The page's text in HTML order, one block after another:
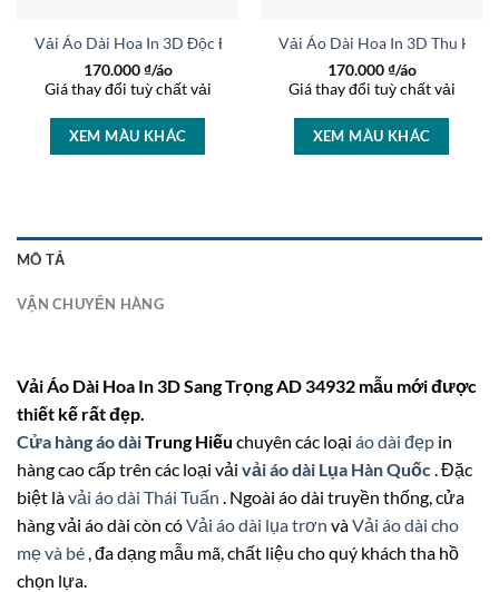
Vải Áo Dài Hoa In 3D Độc Đáo AD 37236
170.000₫/áo
Giá thay đổi tuỳ chất vải
XEM MÀU KHÁC
Vải Áo Dài Hoa In 3D Thu Hút
170.000₫/áo
Giá thay đổi tuỳ chất vải
XEM MÀU KHÁC
AD 46447
MÔ TẢ
VẬN CHUYỂN HÀNG
Vải Áo Dài Hoa In 3D Sang Trọng AD 34932 mẫu mới được
thiết kế rất đẹp.
Cửa hàng áo dàiTrung Hiếu chuyên các loại áo dài đẹp in
hàng cao cấp trên các loại vải vải áo dài Lụa Hàn Quốc . Đặc
biệt làvải áo dài Thái Tuấn . Ngoài áo dài truyền thống, cửa
hàng vải áo dài còn cóVải áo dài lụa trơn vàVải áo dài cho
mẹ và bé , đa dạng mẫu mã, chất liệu cho quý khách tha hồ
chọn lựa.